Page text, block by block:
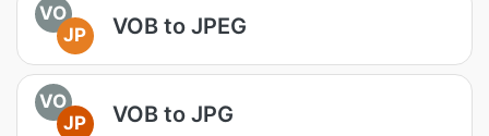
VO
JP
VOB to JPEG
VO
JP
VOB to JPG